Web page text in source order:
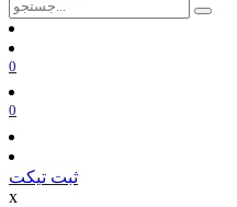
0
0
ثبت تیکت
x